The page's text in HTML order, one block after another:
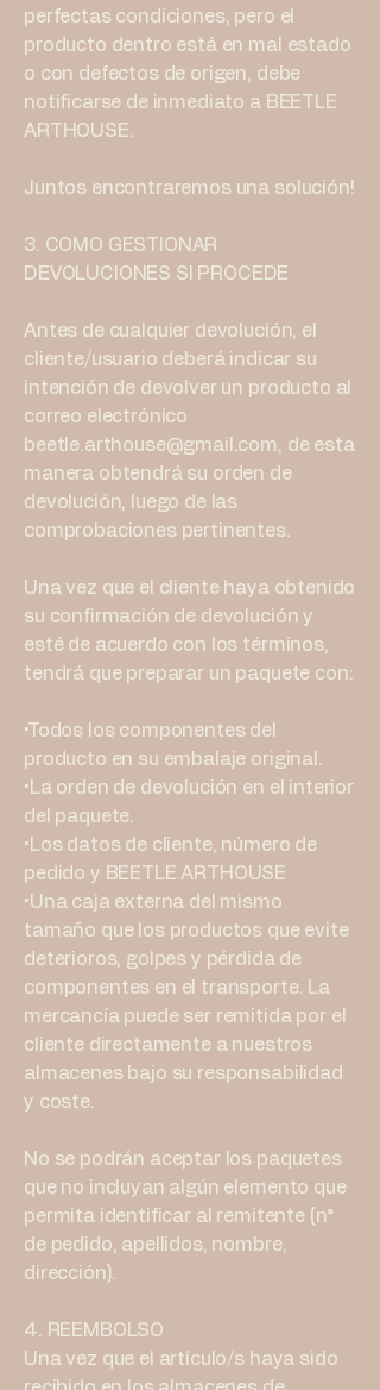
perfectas condiciones, pero el
producto dentro está en mal estado
o con defectos de origen, debe
notificarse de inmediato a BEETLE
ARTHOUSE.
Juntos encontraremos una solución!
3. COMO GESTIONAR
DEVOLUCIONES SI PROCEDE
Antes de cualquier devolución, el
cliente/usuario deberá indicar su
intención de devolver un producto al
correo electrónico
beetle.arthouse@gmail.com, de esta
manera obtendrá su orden de
devolución, luego de las
comprobaciones pertinentes.
Una vez que el cliente haya obtenido
su confirmación de devolución y
esté de acuerdo con los términos,
tendrá que preparar un paquete con:
•Todos los componentes del
producto en su embalaje original.
•La orden de devolución en el interior
del paquete.
•Los datos de cliente, número de
pedido y BEETLE ARTHOUSE
•Una caja externa del mismo
tamaño que los productos que evite
deterioros, golpes y pérdida de
componentes en el transporte. La
mercancía puede ser remitida por el
cliente directamente a nuestros
almacenes bajo su responsabilidad
y coste.
No se podrán aceptar los paquetes
que no incluyan algún elemento que
permita identificar al remitente (n°
de pedido, apellidos, nombre,
dirección).
4. REEMBOLSO
Una vez que el artículo/s haya sido